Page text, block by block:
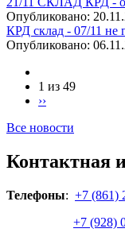
Опубликовано:
КРД склад - 07/11 не
Опубликовано:
1 из 49
››
Все новости
Контактная
Телефоны: +7 (861)
+7 (928)